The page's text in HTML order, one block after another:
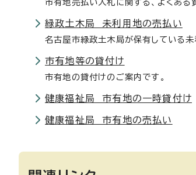
市有地売払い入札に関する、よくある
緑政土木局 未利用地の売払い
名古屋市緑政土木局が保有している未
市有地等の貸付け
市有地の貸付けのご案内です。
健康福祉局 市有地の一時貸付け
健康福祉局 市有地の売払い